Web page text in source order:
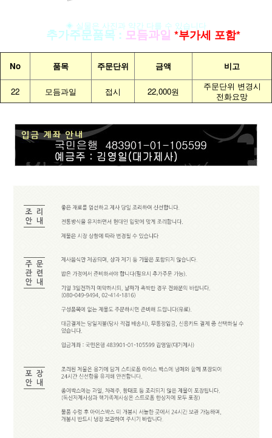
◈ 실물은 사진과 약간 다를 수 있습니다
추가주문품목:모듬과일 *부가세 포함*
No 품목 주문단위 금액 비고
22 모듬과일 접시 22,000원
주문단위 변경시
전화요망